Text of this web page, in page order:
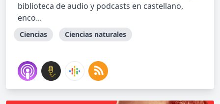
biblioteca de audio y podcasts en castellano,
enco...
Ciencias Ciencias naturales